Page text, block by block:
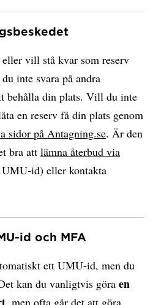
vill stå kvar som reserv
inte svara på andra
behålla din plats. Vill du inte
en reserv få din plats genom
sidor på Antagning.se. Är den
bra att lämna återbud via
id) eller kontakta
id och MFA
ett UMU-id, men du
kan du vanligtvis göra en
, men ofta går det att göra